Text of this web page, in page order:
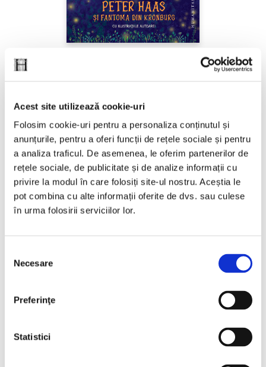
Acest site utilizează cookie-uri
Folosim cookie-uri pentru a personaliza conținutul și
anunțurile, pentru a oferi funcții de rețele sociale și pentru
a analiza traficul. De asemenea, le oferim partenerilor de
rețele sociale, de publicitate și de analize informații cu
privire la modul în care folosiți site-ul nostru. Aceștia le
pot combina cu alte informații oferite de dvs. sau culese
în urma folosirii serviciilor lor.
consimțământului
Necesare
Preferinţe
Statistici
Peter Haas și fantoma din